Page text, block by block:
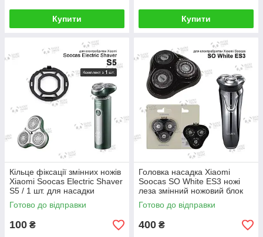
Купити Купити
Кільце фіксації змінних ножів
Xiaomi Soocas Electric Shaver
S5 / 1 шт. для насадки
Чорний
Готово до відправки
100 ₴
Головка насадка Xiaomi
Soocas SO White ES3 ножі
леза змінний ножовий блок
електробритви Чорний
Готово до відправки
400 ₴